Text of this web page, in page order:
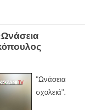
"Ωνάσεια
σχολειά".